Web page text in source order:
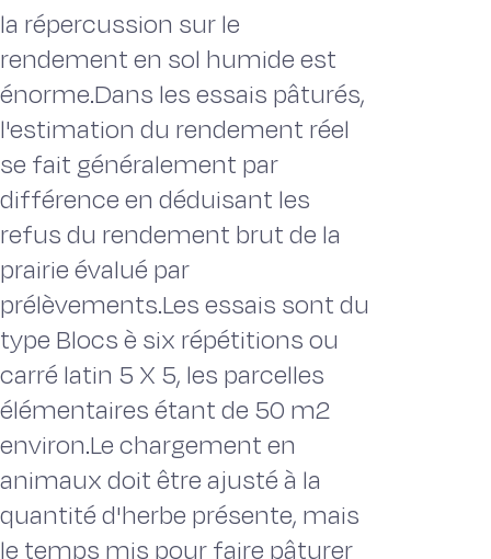
la répercussion sur le
rendement en sol humide est
énorme.Dans les essais pâturés,
l'estimation du rendement réel
se fait généralement par
différence en déduisant les
refus du rendement brut de la
prairie évalué par
prélèvements.Les essais sont du
type Blocs è six répétitions ou
carré latin 5 X 5, les parcelles
élémentaires étant de 50 m2
environ.Le chargement en
animaux doit être ajusté à la
quantité d'herbe présente, mais
le temps mis pour faire pâturer